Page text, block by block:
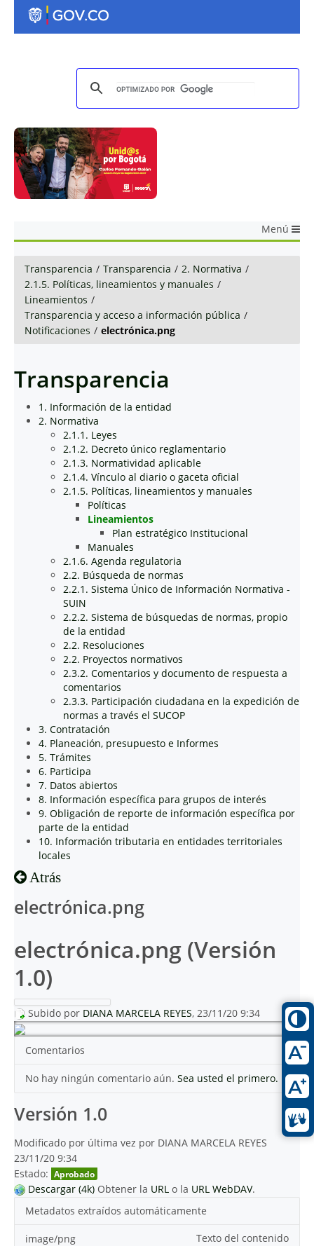
Menú
Transparencia / Transparencia / 2. Normativa /
2.1.5. Políticas, lineamientos y manuales /
Lineamientos /
Transparencia y acceso a información pública /
Notificaciones / electrónica.png
Transparencia
1. Información de la entidad
2. Normativa
2.1.1. Leyes
2.1.2. Decreto único reglamentario
2.1.3. Normatividad aplicable
2.1.4. Vínculo al diario o gaceta oficial
2.1.5. Políticas, lineamientos y manuales
Políticas
Lineamientos
Plan estratégico Institucional
Manuales
2.1.6. Agenda regulatoria
2.2. Búsqueda de normas
2.2.1. Sistema Único de Información Normativa -
SUIN
2.2.2. Sistema de búsquedas de normas, propio
de la entidad
2.2. Resoluciones
2.2. Proyectos normativos
2.3.2. Comentarios y documento de respuesta a
comentarios
2.3.3. Participación ciudadana en la expedición de
normas a través el SUCOP
3. Contratación
4. Planeación, presupuesto e Informes
5. Trámites
6. Participa
7. Datos abiertos
8. Información específica para grupos de interés
9. Obligación de reporte de información específica por
parte de la entidad
10. Información tributaria en entidades territoriales
locales
Atrás
electrónica.png
electrónica.png (Versión
1.0)
Subido por DIANA MARCELA REYES, 23/11/20 9:34
Comentarios
No hay ningún comentario aún. Sea usted el primero.
Versión 1.0
Modificado por última vez por DIANA MARCELA REYES
23/11/20 9:34
Estado: Aprobado
Descargar (4k) Obtener la URL o la URL WebDAV.
Metadatos extraídos automáticamente
Texto del contenido
image/png